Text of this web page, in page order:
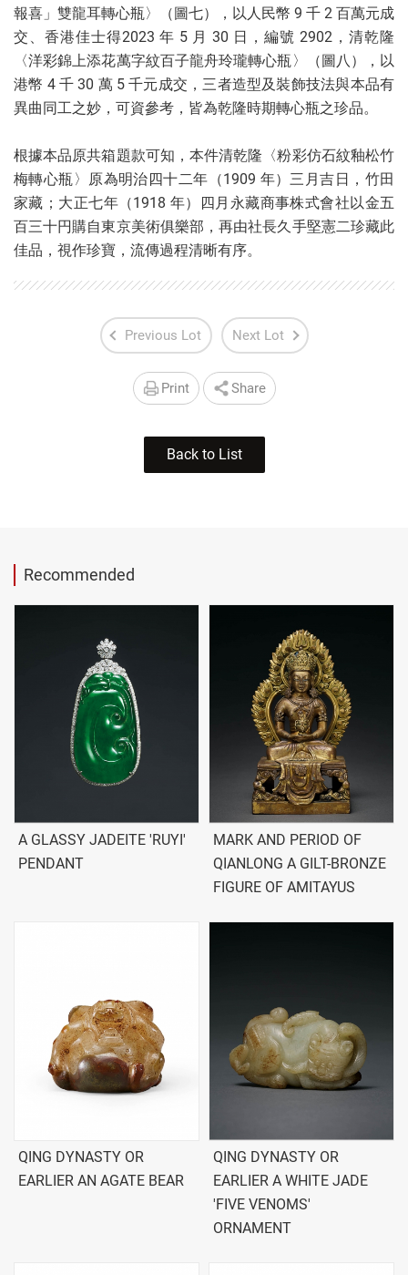
報喜」雙龍耳轉心瓶〉（圖七），以人民幣 9 千 2 百萬元成
交、香港佳士得2023 年 5 月 30 日，編號 2902，清乾隆
〈洋彩錦上添花萬字紋百子龍舟玲瓏轉心瓶〉（圖八），以
港幣 4 千 30 萬 5 千元成交，三者造型及裝飾技法與本品有
異曲同工之妙，可資參考，皆為乾隆時期轉心瓶之珍品。
根據本品原共箱題款可知，本件清乾隆〈粉彩仿石紋釉松竹
梅轉心瓶〉原為明治四十二年（1909 年）三月吉日，竹田
家藏；大正七年（1918 年）四月永藏商事株式會社以金五
百三十円購自東京美術俱樂部，再由社長久手堅憲二珍藏此
佳品，視作珍寶，流傳過程清晰有序。
Previous Lot Next Lot
Print Share
Back to List
Recommended
A GLASSY JADEITE 'RUYI'
PENDANT
MARK AND PERIOD OF
QIANLONG A GILT-BRONZE
FIGURE OF AMITAYUS
QING DYNASTY OR
EARLIER AN AGATE BEAR
QING DYNASTY OR
EARLIER A WHITE JADE
'FIVE VENOMS'
ORNAMENT